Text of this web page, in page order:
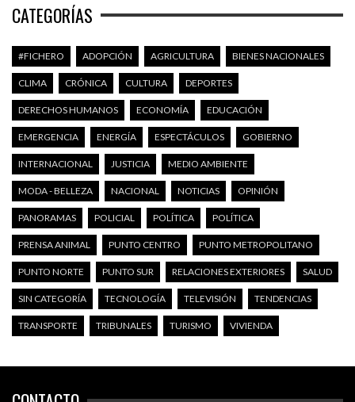
CATEGORÍAS
#FICHERO ADOPCIÓN AGRICULTURA BIENES NACIONALES
CLIMA CRÓNICA CULTURA DEPORTES
DERECHOS HUMANOS ECONOMÍA EDUCACIÓN
EMERGENCIA ENERGÍA ESPECTÁCULOS GOBIERNO
INTERNACIONAL JUSTICIA MEDIO AMBIENTE
MODA - BELLEZA NACIONAL NOTICIAS OPINIÓN
PANORAMAS POLICIAL POLÍTICA POLÍTICA
PRENSA ANIMAL PUNTO CENTRO PUNTO METROPOLITANO
PUNTO NORTE PUNTO SUR RELACIONES EXTERIORES SALUD
SIN CATEGORÍA TECNOLOGÍA TELEVISIÓN TENDENCIAS
TRANSPORTE TRIBUNALES TURISMO VIVIENDA